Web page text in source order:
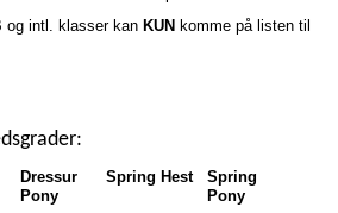
og intl. klasser kan KUN komme på listen til
Dressur
Pony
Spring Hest
Spring
Pony